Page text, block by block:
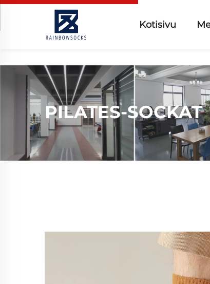
Kotisivu
PILATES-SOCKAT